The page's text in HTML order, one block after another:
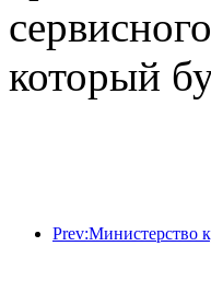
который